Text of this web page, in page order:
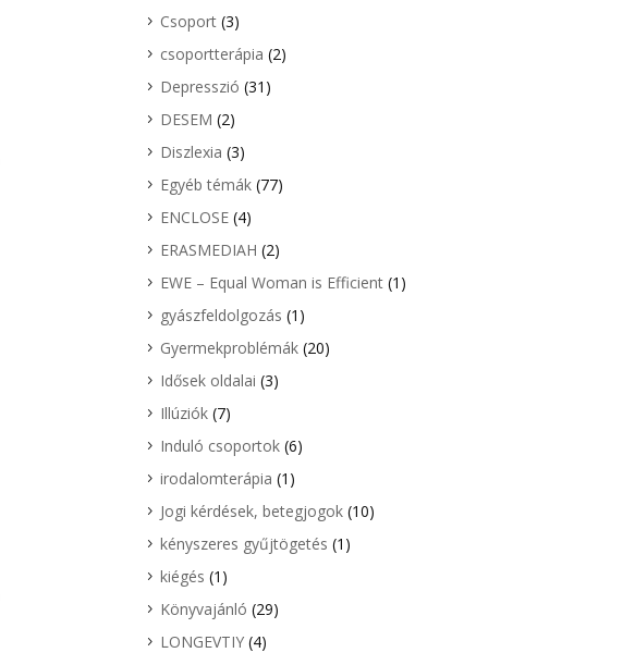
Csoport(3)
csoportterápia (2)
Depresszió (31)
DESEM (2)
Diszlexia (3)
Egyéb témák(77)
ENCLOSE(4)
ERASMEDIAH (2)
EWE – Equal Woman is Efficient(1)
gyászfeldolgozás (1)
Gyermekproblémák(20)
Idősek oldalai (3)
Illúziók(7)
Induló csoportok(6)
irodalomterápia (1)
Jogi kérdések, betegjogok(10)
kényszeres gyűjtögetés (1)
kiégés (1)
Könyvajánló (29)
LONGEVTIY(4)